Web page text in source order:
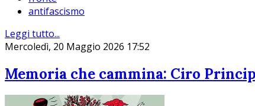
antifascismo
Leggi tutto...
Mercoledì, 20 Maggio 2026 17:52
Memoria che cammina: Ciro